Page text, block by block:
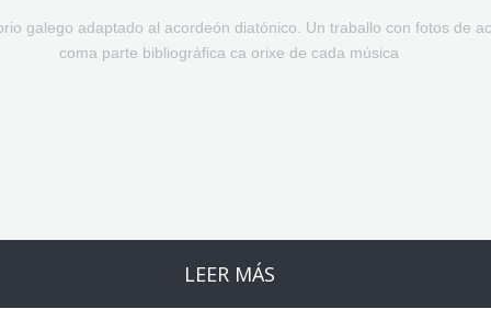
galego adaptado al acordeón diatónico. Un traballo con fotos de
coma parte bibliográfica ca orixe de cada música
LEER MÁS